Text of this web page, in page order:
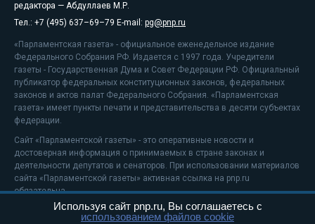
редактора — Абдуллаев М.Р.
Тел.: +7 (495) 637–69–79 E-mail: pg@pnp.ru
«Парламентская газета» - официальное еженедельное издание
Федерального Собрания РФ. Издается с 1997 года. Учредители
газеты - Государственная Дума и Совет Федерации РФ. Официальный
публикатор федеральных конституционных законов, федеральных
законов и актов палат Федерального Собрания. «Парламентская
газета» имеет пункты печати и представительства в десяти субъектах
федерации.
Сайт «Парламентской газеты» - это оперативные новости и
достоверная информация о принимаемых в стране законах и
деятельности депутатов и сенаторов. При использовании материалов
сайта «Парламентской газеты» активная ссылка на pnp.ru
обязательна.
На информационном ресурсе применяютсярекомендательные
Используя сайт pnp.ru, Вы соглашаетесь с
использованием файлов cookie